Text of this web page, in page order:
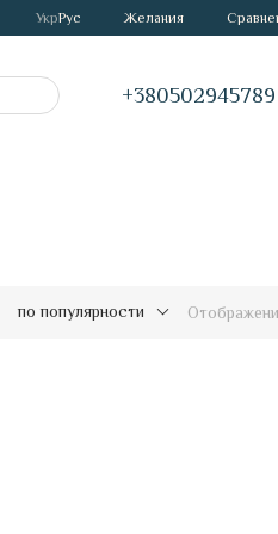
УкрРус Желания
+380502945789
по популярности